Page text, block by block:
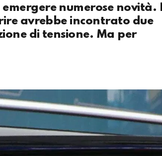
numerose novità. Il
avrebbe incontrato due
di tensione. Ma per